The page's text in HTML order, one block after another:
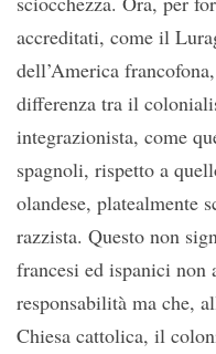
accreditati, come il
dell’America
differenza tra il
integrazionista, come
spagnoli, rispetto a
olandese, platealmente
razzista. Questo non
francesi ed ispanici non
responsabilità ma che,
Chiesa cattolica, il